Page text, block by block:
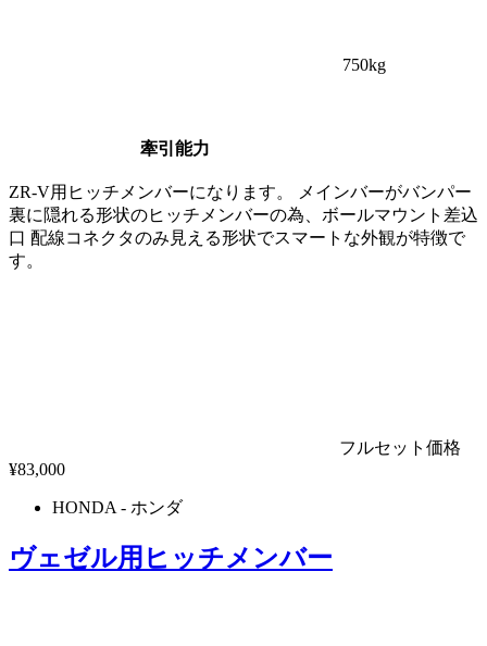
牽引能力
750kg
ZR-V用ヒッチメンバーになります。 メインバーがバンパー
裏に隠れる形状のヒッチメンバーの為、ボールマウント差込
口 配線コネクタのみ見える形状でスマートな外観が特徴で
す。
フルセット価格
¥83,000
HONDA - ホンダ
ヴェゼル用ヒッチメンバー